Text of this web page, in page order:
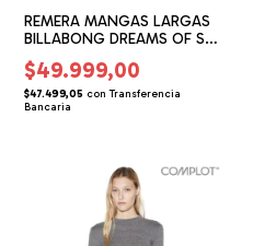
REMERA MANGAS LARGAS
BILLABONG DREAMS OF SUN
BABY (BG165201)
$49.999,00
$47.499,05 con Transferencia
Bancaria